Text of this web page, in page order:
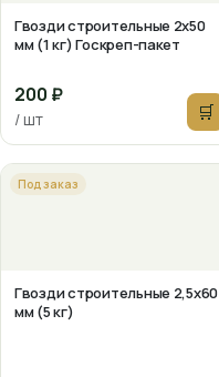
Гвозди строительные 2х50
мм (1 кг) Госкреп-пакет
200 ₽
/ шт 🛒
Под заказ
Гвозди строительные 2,5х60
мм (5 кг)